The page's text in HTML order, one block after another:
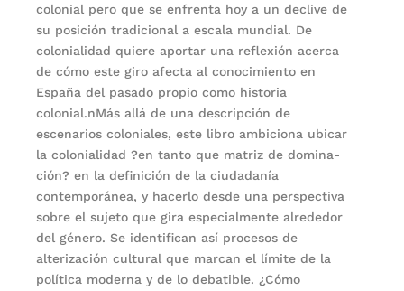
colonial pero que se enfrenta hoy a un declive de
su posición tradicional a escala mundial. De
colonialidad quiere aportar una reflexión acerca
de cómo este giro afecta al conocimiento en
España del pasado propio como historia
colonial.nMás allá de una descripción de
escenarios coloniales, este libro ambiciona ubicar
la colonialidad ?en tanto que matriz de domina­
ción? en la definición de la ciudadanía
contemporánea, y hacerlo desde una perspectiva
sobre el sujeto que gira especialmente alrede­dor
del género. Se identifican así procesos de
alterización cultural que marcan el límite de la
política moderna y de lo debatible. ¿Cómo